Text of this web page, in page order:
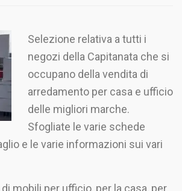
Selezione relativa a tutti i
negozi della Capitanata che si
occupano della vendita di
arredamento per casa e ufficio
delle migliori marche.
Sfogliate le varie schede
e le varie informazioni sui vari